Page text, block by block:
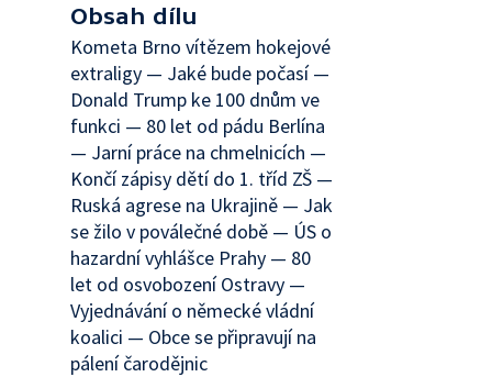
Obsah dílu
Kometa Brno vítězem hokejové
extraligy — Jaké bude počasí —
Donald Trump ke 100 dnům ve
funkci — 80 let od pádu Berlína
— Jarní práce na chmelnicích —
Končí zápisy dětí do 1. tříd ZŠ —
Ruská agrese na Ukrajině — Jak
se žilo v poválečné době — ÚS o
hazardní vyhlášce Prahy — 80
let od osvobození Ostravy —
Vyjednávání o německé vládní
koalici — Obce se připravují na
pálení čarodějnic